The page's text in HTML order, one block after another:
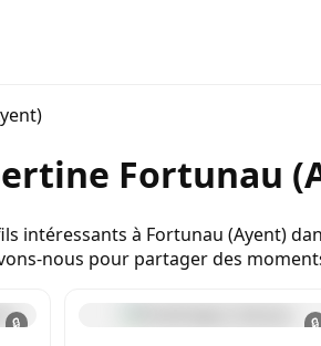
Fortunau
intéressants à Fortunau (Ayent)
nous pour partager des
🔒 🔒